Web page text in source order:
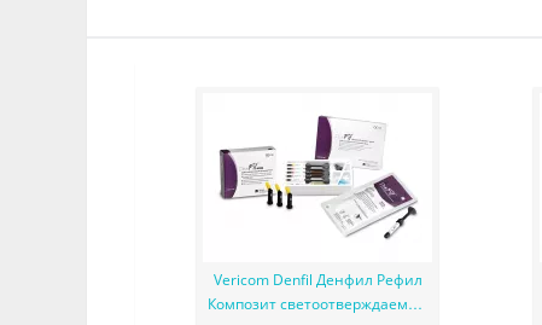
Vericom Denfil Денфил Рефил
Композит светоотверждаемый